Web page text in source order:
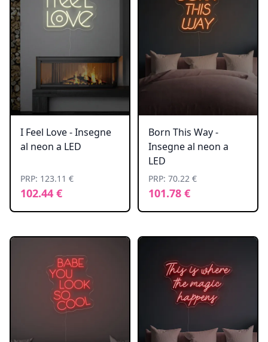
I Feel Love - Insegne
al neon a LED
PRP: 123.11 €
102.44 €
Born This Way -
Insegne al neon a
LED
PRP: 70.22 €
101.78 €